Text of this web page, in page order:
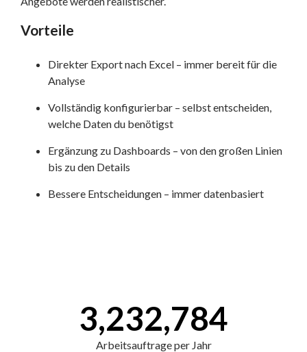
Vorteile
Direkter Export nach Excel – immer bereit für die
Analyse
Vollständig konfigurierbar – selbst entscheiden,
welche Daten du benötigst
Ergänzung zu Dashboards – von den großen Linien
bis zu den Details
Bessere Entscheidungen – immer datenbasiert
3,232,784
Arbeitsauftrage per Jahr